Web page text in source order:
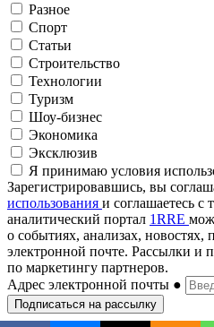
Разное
Спорт
Статьи
Строительство
Технологии
Туризм
Шоу-бизнес
Экономика
Эксклюзив
Я принимаю условия
Зарегистрировавшись, вы
использования и соглашаетесь
аналитический портал 1RRE
о событиях, анализах, новостях,
электронной почте. Рассылки и
по маркетингу партнеров.
Адрес электронной почты ●
Подписаться на рассылку